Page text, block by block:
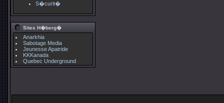
S�curit�
Sites H�berg�
Anarkhia
Sabotage Media
Jeunesse Apatride
KKKanada
Quebec Underground